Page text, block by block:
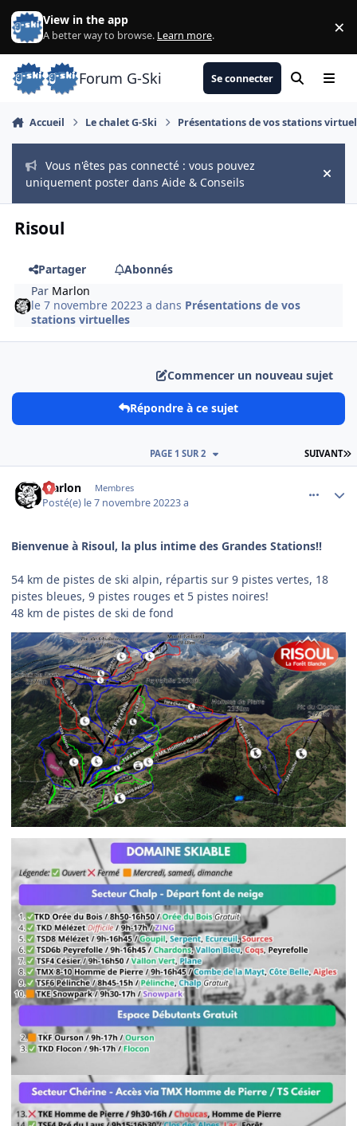
Aller au contenu
View in the app
A better way to browse. Learn more. ×
Forum G-Ski Se connecter Rechercher
Menu
Accueil Le chalet G-Ski Présentations de vos stations
Vous n'êtes pas connecté : vous pouvez
uniquement poster dans Aide & Conseils
Hide
Risoul
Partager
Abonnés
Par Marlon
le 7 novembre 20223 a dans Présentations de vos
stations virtuelles
Commencer un nouveau sujet
Répondre à ce sujet
SUIVANT
PAGE 1 SUR 2
Marlon Membres
Posté(e) le 7 novembre 20223 a
Bienvenue à Risoul, la plus intime des Grandes Stations!!
54 km de pistes de ski alpin, répartis sur 9 pistes vertes, 18
pistes bleues, 9 pistes rouges et 5 pistes noires!
48 km de pistes de ski de fond